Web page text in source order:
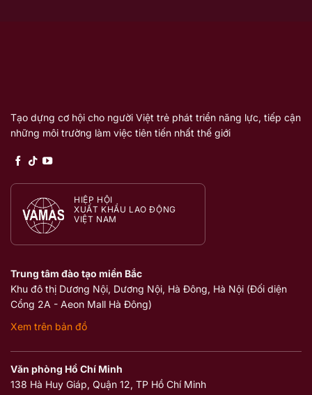
Tạo dựng cơ hội cho người Việt trẻ phát triển năng lực, tiếp cận
những môi trường làm việc tiên tiến nhất thế giới
HIỆP HỘI
XUẤT KHẨU LAO ĐỘNG
VIỆT NAM
Trung tâm đào tạo miền Bắc
Khu đô thị Dương Nội, Dương Nội, Hà Đông, Hà Nội (Đối diện
Cổng 2A - Aeon Mall Hà Đông)
Xem trên bản đồ
Văn phòng Hồ Chí Minh
138 Hà Huy Giáp, Quận 12, TP Hồ Chí Minh